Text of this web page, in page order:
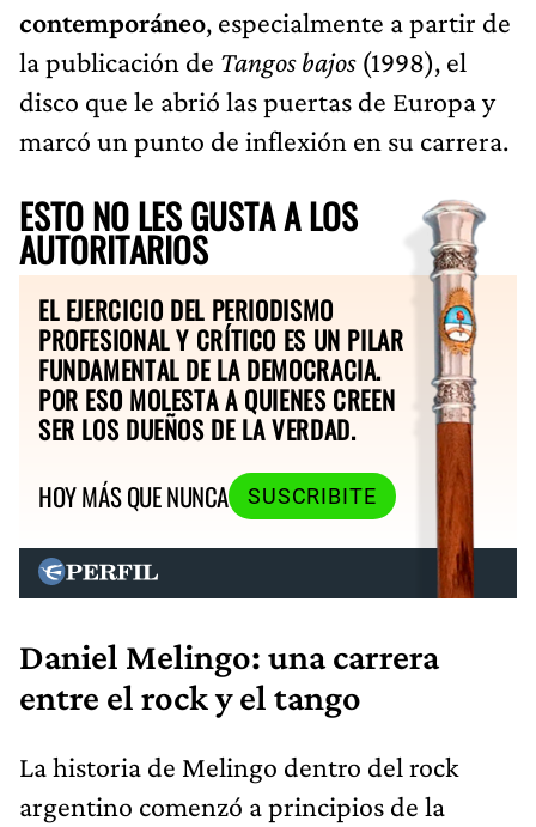
contemporáneo, especialmente a partir de
la publicación de Tangos bajos(1998), el
disco que le abrió las puertas de Europa y
marcó un punto de inflexión en su carrera.
ESTO NO LES GUSTA A LOS
AUTORITARIOS
EL EJERCICIO DEL PERIODISMO
PROFESIONAL Y CRÍTICO ES UN PILAR
FUNDAMENTAL DE LA DEMOCRACIA.
POR ESO MOLESTA A QUIENES CREEN
SER LOS DUEÑOS DE LA VERDAD.
HOY MÁS QUE NUNCA
SUSCRIBITE
Daniel Melingo: una carrera
entre el rock y el tango
La historia de Melingo dentro del rock
argentino comenzó a principios de la